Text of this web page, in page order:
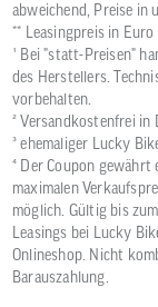
abweichend, Preise in
** Leasingpreis in
¹ Bei "statt-Preisen"
des Herstellers.
vorbehalten.
² Versandkostenfrei in
³ ehemaliger Lucky
⁴ Der Coupon gewährt
maximalen
möglich. Gültig bis
Leasings bei Lucky
Onlineshop. Nicht
Barauszahlung.